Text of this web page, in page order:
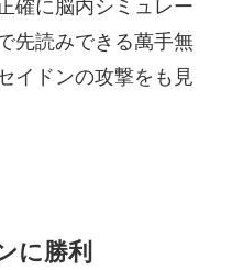
確に脳内シミュレー
先読みできる萬手無
イドンの攻撃をも見
に勝利